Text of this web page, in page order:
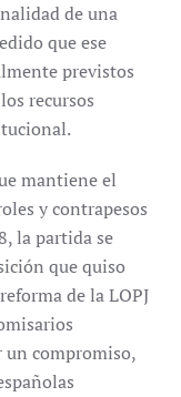
de una
que ese
previstos
recursos
mantiene el
y contrapesos
la partida se
que quiso
de la LOPJ
un compromiso,